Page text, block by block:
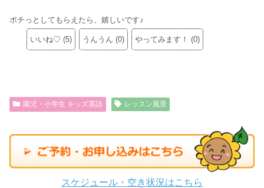
ポチっとしてもらえたら、嬉しいです♪
いいね♡ (5) うんうん (0) やってみます！ (0)
園児・小学生 キッズ英語 レッスン風景
スケジュール・空き状況はこちら